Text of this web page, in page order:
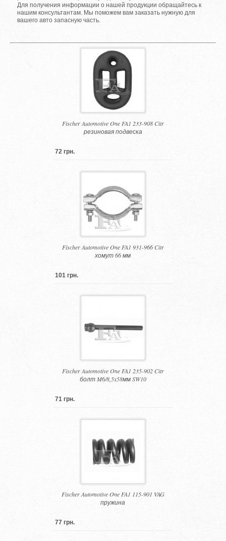
Для получения информации о нашей продукции обращайтесь к
нашим консультантам. Мы поможем вам заказать нужную для
вашего авто запасную часть.
Fischer Automotive One FA1 233-908 Citr
резиновая подвеска
72 грн.
Fischer Automotive One FA1 931-966 Citr
хомут 66 мм
101 грн.
Fischer Automotive One FA1 235-902 Citr
болт M6/8,5x58мм SW10
71 грн.
Fischer Automotive One FA1 115-901 VAG
пружина
77 грн.